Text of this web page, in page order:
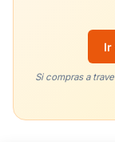
Ir
Si compras a